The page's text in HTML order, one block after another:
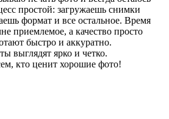
простой: загружаешь снимки
формат и все остальное. Время
приемлемое, а качество просто
быстро и аккуратно.
выглядят ярко и четко.
кто ценит хорошие фото!